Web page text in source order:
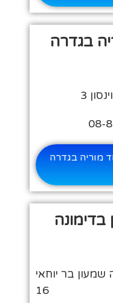
בגדרה
3
מוריה בגדרה
בר יוחאי
16